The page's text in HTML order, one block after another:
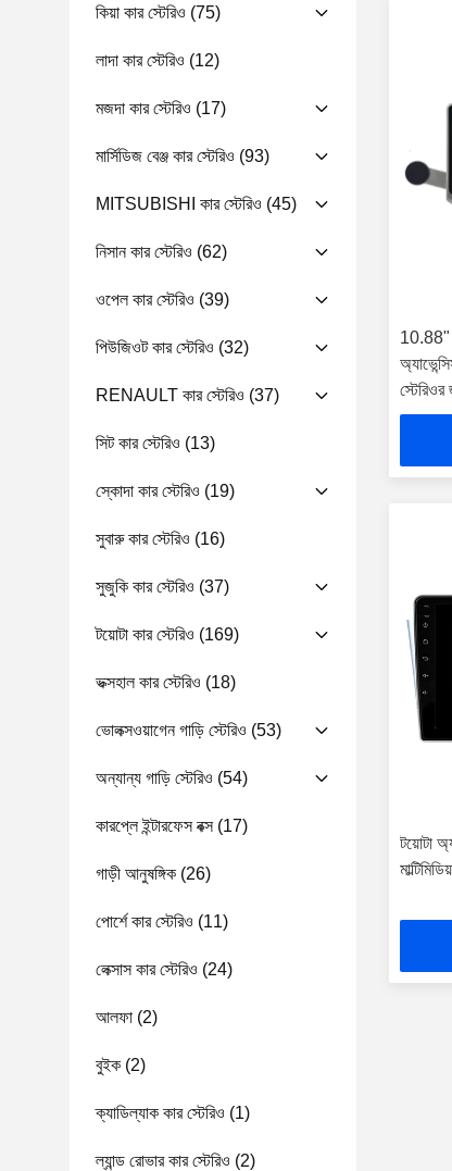
কিয়া কার স্টেরিও (75)
লাদা কার স্টেরিও (12)
মজদা কার স্টেরিও (17)
মার্সিডিজ বেঞ্জ কার স্টেরিও (93)
MITSUBISHI কার স্টেরিও (45)
নিসান কার স্টেরিও (62)
ওপেল কার স্টেরিও (39)
পিউজিওট কার স্টেরিও (32)
RENAULT কার স্টেরিও (37)
সিট কার স্টেরিও (13)
স্কোদা কার স্টেরিও (19)
সুবারু কার স্টেরিও (16)
সুজুকি কার স্টেরিও (37)
টয়োটা কার স্টেরিও (169)
ভক্সহাল কার স্টেরিও (18)
ভোলক্সওয়াগেন গাড়ি স্টেরিও (53)
অন্যান্য গাড়ি স্টেরিও (54)
কারপ্লে ইন্টারফেস বক্স(17)
গাড়ী আনুষঙ্গিক (26)
পোর্শে কার স্টেরিও (11)
লেক্সাস কার স্টেরিও (24)
আলফা (2)
বুইক (2)
ক্যাডিল্যাক কার স্টেরিও (1)
ল্যান্ড রোভার কার স্টেরিও (2)
10.88"
টয়োটা